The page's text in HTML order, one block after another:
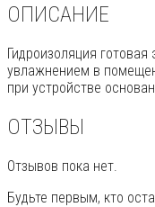
ОПИСАНИЕ
Гидроизоляция
увлажнением в
при устройстве
ОТЗЫВЫ
Отзывов пока нет.
Будьте первым, кто